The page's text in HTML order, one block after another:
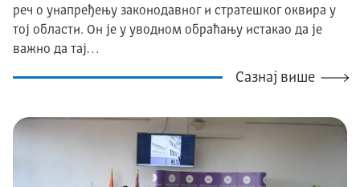
реч о унапређењу законодавног и стратешког оквира у
тој области. Он је у уводном обраћању истакао да је
важно да тај…
Сазнај више